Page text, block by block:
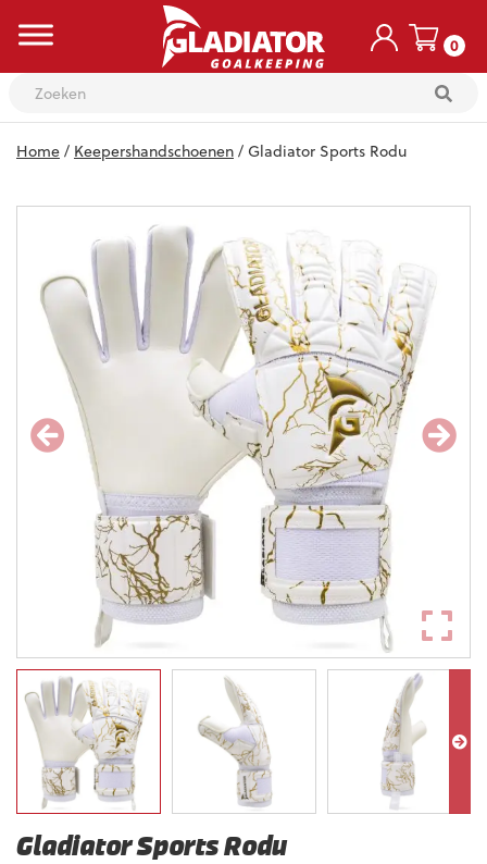
0
Home/ Keepershandschoenen/ Gladiator Sports Rodu
Gladiator Sports Rodu